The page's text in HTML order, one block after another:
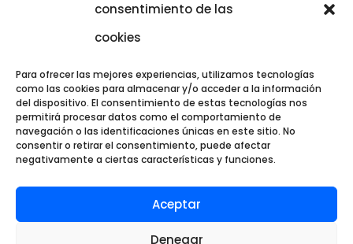
consentimiento de las
cookies
Para ofrecer las mejores experiencias, utilizamos tecnologías
como las cookies para almacenar y/o acceder a la información
del dispositivo. El consentimiento de estas tecnologías nos
permitirá procesar datos como el comportamiento de
navegación o las identificaciones únicas en este sitio. No
consentir o retirar el consentimiento, puede afectar
negativamente a ciertas características y funciones.
Aceptar
Denegar